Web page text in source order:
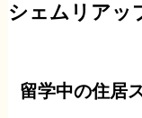
シェムリアッ
留学中の住居